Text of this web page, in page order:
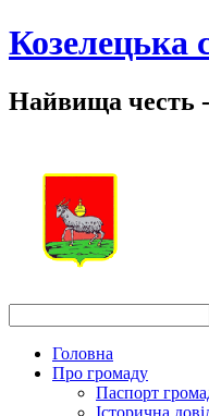
Козелецька
Найвища честь -
Головна
Про громаду
Паспорт
Історична